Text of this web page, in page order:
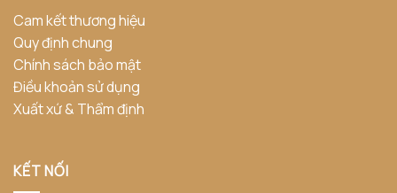
Cam kết thương hiệu
Quy định chung
Chính sách bảo mật
Điều khoản sử dụng
Xuất xứ & Thẩm định
KẾT NỐI